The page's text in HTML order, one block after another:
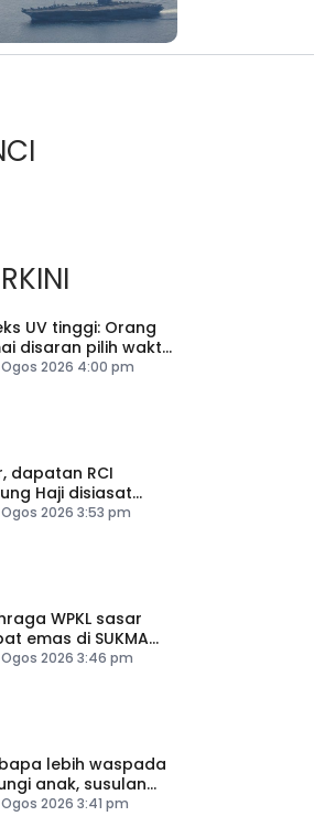
UV tinggi: Orang
disaran pilih waktu
untuk aktiviti luar
2026 4:00 pm
dapatan RCI
Haji disiasat
kompromi – PM
2026 3:53 pm
WPKL sasar
emas di SUKMA
2026 3:46 pm
lebih waspada
anak, susulan
UV sangat tinggi
2026 3:41 pm